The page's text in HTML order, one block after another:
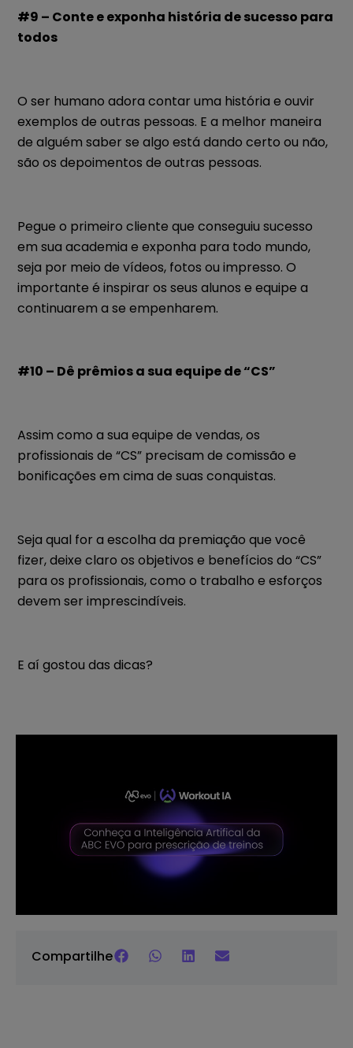
#9 – Conte e exponha história de sucesso para
todos
O ser humano adora contar uma história e ouvir
exemplos de outras pessoas. E a melhor maneira
de alguém saber se algo está dando certo ou não,
são os depoimentos de outras pessoas.
Pegue o primeiro cliente que conseguiu sucesso
em sua academia e exponha para todo mundo,
seja por meio de vídeos, fotos ou impresso. O
importante é inspirar os seus alunos e equipe a
continuarem a se empenharem.
#10 – Dê prêmios a sua equipe de “CS”
Assim como a sua equipe de vendas, os
profissionais de “CS” precisam de comissão e
bonificações em cima de suas conquistas.
Seja qual for a escolha da premiação que você
fizer, deixe claro os objetivos e benefícios do “CS”
para os profissionais, como o trabalho e esforços
devem ser imprescindíveis.
E aí gostou das dicas?
Compartilhe